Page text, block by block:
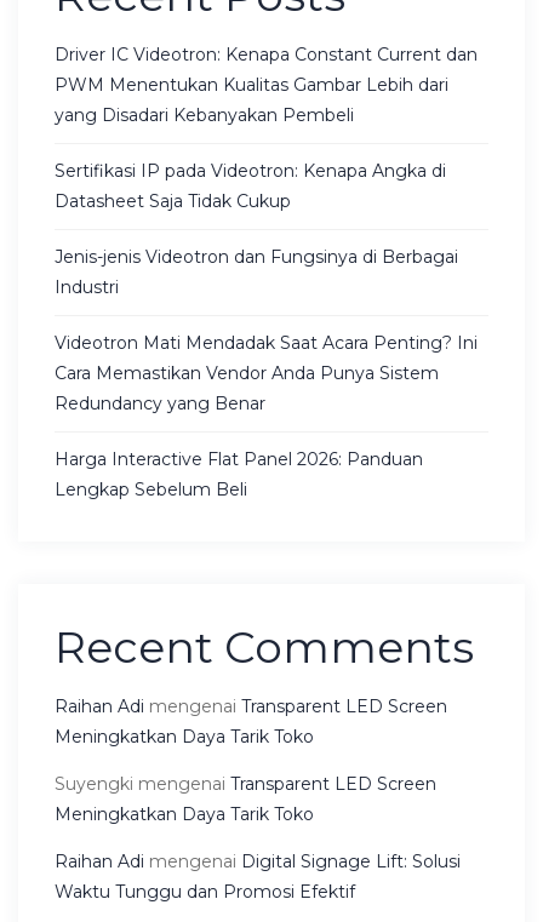
Driver IC Videotron: Kenapa Constant Current dan
PWM Menentukan Kualitas Gambar Lebih dari
yang Disadari Kebanyakan Pembeli
Sertifikasi IP pada Videotron: Kenapa Angka di
Datasheet Saja Tidak Cukup
Jenis-jenis Videotron dan Fungsinya di Berbagai
Industri
Videotron Mati Mendadak Saat Acara Penting? Ini
Cara Memastikan Vendor Anda Punya Sistem
Redundancy yang Benar
Harga Interactive Flat Panel 2026: Panduan
Lengkap Sebelum Beli
Recent Comments
Raihan Adi mengenai Transparent LED Screen
Meningkatkan Daya Tarik Toko
Suyengki mengenai Transparent LED Screen
Meningkatkan Daya Tarik Toko
Raihan Adi mengenai Digital Signage Lift: Solusi
Waktu Tunggu dan Promosi Efektif